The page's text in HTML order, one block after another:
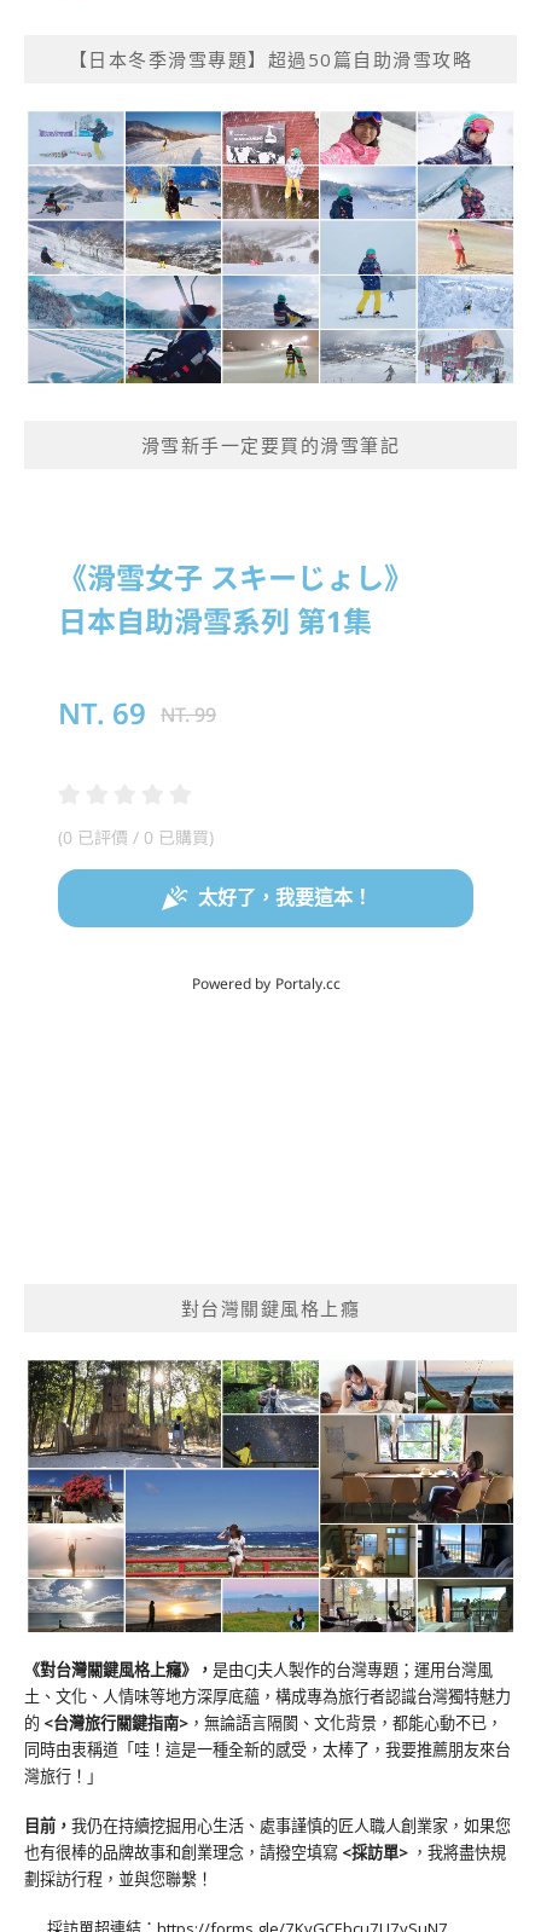
【日本冬季滑雪專題】超過50篇自助滑雪攻略
滑雪新手一定要買的滑雪筆記
對台灣關鍵風格上癮
《對台灣關鍵風格上癮》 ， 是由CJ夫人製作的台灣專題；運用台灣風
土、文化、人情味等地方深厚底蘊，構成專為旅行者認識台灣獨特魅力
的 <台灣旅行關鍵指南> ，無論語言隔閡、文化背景，都能心動不已，
同時由衷稱道「哇！這是一種全新的感受，太棒了，我要推薦朋友來台
灣旅行！」
目前， 我仍在持續挖掘用心生活、處事謹慎的匠人職人創業家，如果您
也有很棒的品牌故事和創業理念，請撥空填寫 <採訪單> ，我將盡快規
劃採訪行程，並與您聯繫！